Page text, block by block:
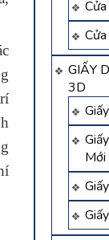
GIẤY
3D
Mới